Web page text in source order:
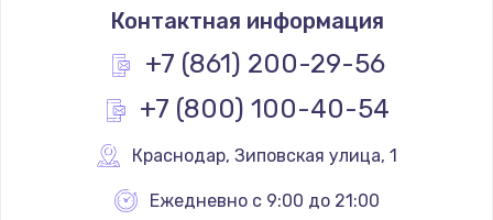
1200 руб.
Заказать
Замена реле
Контактная информация
+7 (861) 200-29-56
+7 (800) 100-40-54
Краснодар, Зиповская улица, 1
Ежедневно с 9:00 до 21:00